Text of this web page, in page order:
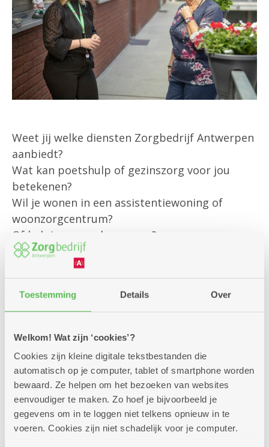
Toestemming Details Over
Welkom! Wat zijn ‘cookies’?
Cookies zijn kleine digitale tekstbestanden die
automatisch op je computer, tablet of smartphone worden
bewaard. Ze helpen om het bezoeken van websites
eenvoudiger te maken. Zo hoef je bijvoorbeeld je
gegevens om in te loggen niet telkens opnieuw in te
voeren. Cookies zijn niet schadelijk voor je computer.
Weet jij welke diensten Zorgbedrijf Antwerpen
aanbiedt?
Wat kan poetshulp of gezinszorg voor jou
betekenen?
Wil je wonen in een assistentiewoning of
woonzorgcentrum?
Of heb je een andere vraag?
Onze klantenbegeleider is er om jou
persoonlijk te helpen met al jouw vragen rond
bestaande diensten
en om je te informeren over alle
mogelijkheden die we aanbieden.
Kom gerust langs – we helpen je graag verder!
Zitdagen klantendienst